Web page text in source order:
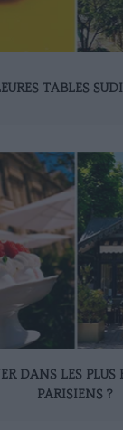
TABLES
DANS LES PLUS
PARISIENS ?